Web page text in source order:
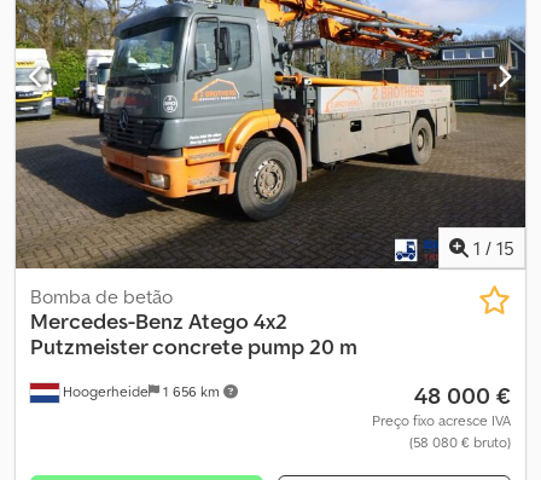
1 / 15
Hoogerheide 1 656 km
Bomba de betão
Mercedes-Benz Atego 4x2
Putzmeister concrete pump 20 m
48 000 €
Preço fixo acresce IVA
(58 080 € bruto)